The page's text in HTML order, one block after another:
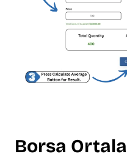
Borsa